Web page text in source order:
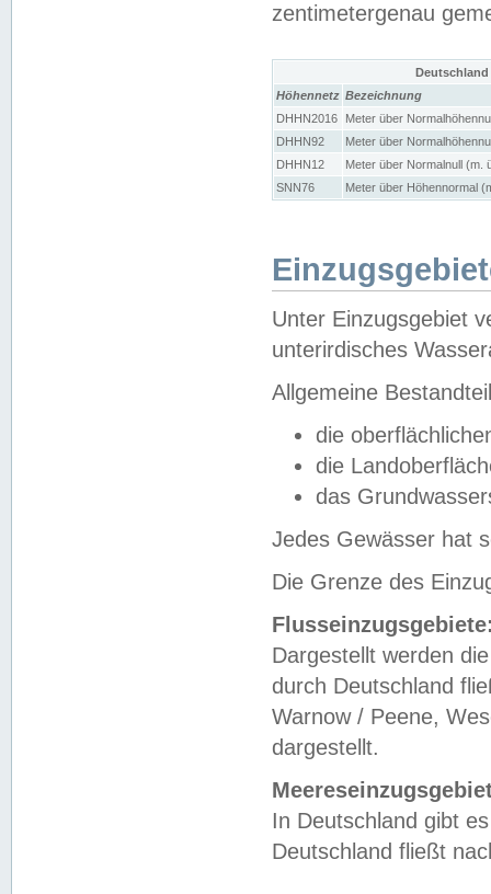
zentimetergenau
Höhennetz Bezeichnung
DHHN2016
Meter über
DHHN92
Meter über
DHHN12
Meter über Normalnull (m.
SNN76
Meter über Höhennormal
Unter Einzugsgebiet
unterirdisches
Allgemeine
die
die
das
Jedes Gewässer hat
Die Grenze des
Dargestellt werden
durch Deutschland
Warnow / Peene,
dargestellt.
In Deutschland gibt
Deutschland fließt